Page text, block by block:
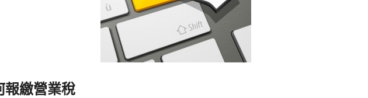
報繳營業稅